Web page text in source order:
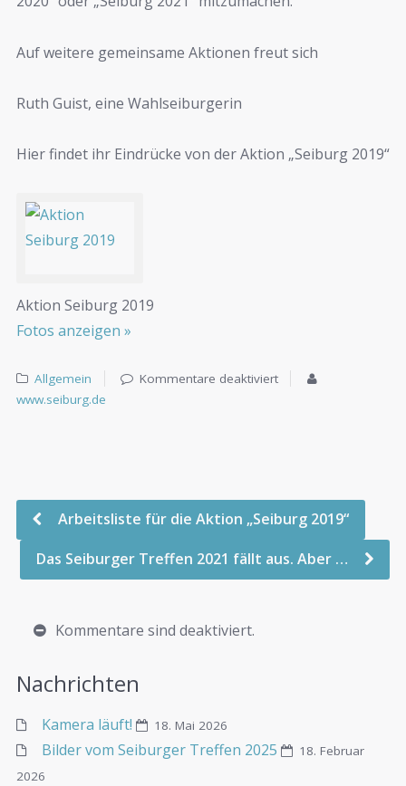
Auf weitere gemeinsame Aktionen freut sich
Ruth Guist, eine Wahlseiburgerin
Hier findet ihr Eindrücke von der Aktion „Seiburg 2019“
Aktion Seiburg 2019
Fotos anzeigen »
Allgemein
Kommentare deaktiviert
www.seiburg.de
Arbeitsliste für die Aktion „Seiburg 2019“
Das Seiburger Treffen 2021 fällt aus. Aber …
Kommentare sind deaktiviert.
Nachrichten
Kamera läuft! 18. Mai 2026
Bilder vom Seiburger Treffen 2025
18. Februar
2026